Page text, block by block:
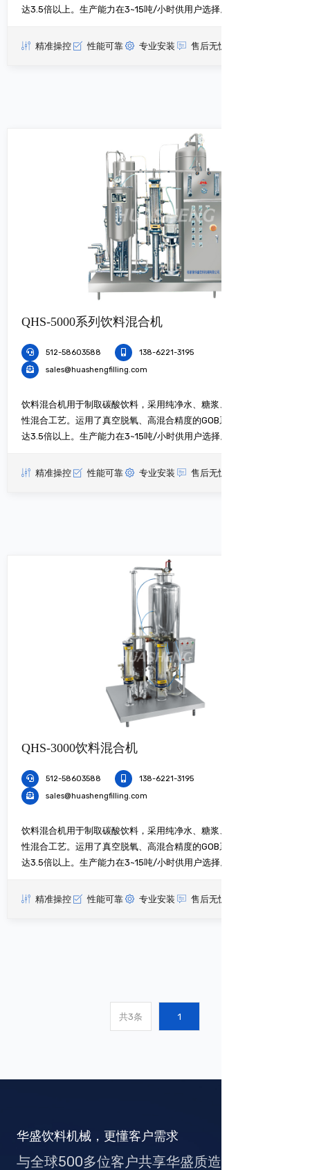
达3.5倍以上。生产能力在3~15吨/小时供用户选择。
精准操控 性能可靠 专业安装 售后无忧
QHS-5000系列饮料混合机
512-58603588
138-6221-3195
sales@huashengfilling.com
饮料混合机用于制取碳酸饮料，采用纯净水、糖浆、CO2气体一次
性混合工艺。运用了真空脱氧、高混合精度的GOB系统。含气量可
达3.5倍以上。生产能力在3~15吨/小时供用户选择。
精准操控 性能可靠 专业安装 售后无忧
QHS-3000饮料混合机
512-58603588
138-6221-3195
sales@huashengfilling.com
饮料混合机用于制取碳酸饮料，采用纯净水、糖浆、CO2气体一次
性混合工艺。运用了真空脱氧、高混合精度的GOB系统。含气量可
达3.5倍以上。生产能力在3~15吨/小时供用户选择。
精准操控 性能可靠 专业安装 售后无忧
共3条 1
华盛饮料机械，更懂客户需求
与全球500多位客户共享华盛质造